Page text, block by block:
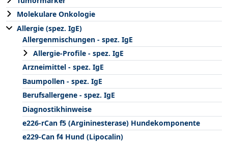
Molekulare Onkologie
Allergie (spez. IgE)
Allergenmischungen - spez. IgE
Allergie-Profile - spez. IgE
Arzneimittel - spez. IgE
Baumpollen - spez. IgE
Berufsallergene - spez. IgE
Diagnostikhinweise
e226-rCan f5 (Argininesterase) Hundekomponente
e229-Can f4 Hund (Lipocalin)